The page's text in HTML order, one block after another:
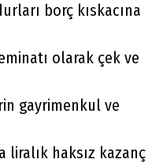
borç kıskacına
olarak çek ve
gayrimenkul ve
haksız kazanç